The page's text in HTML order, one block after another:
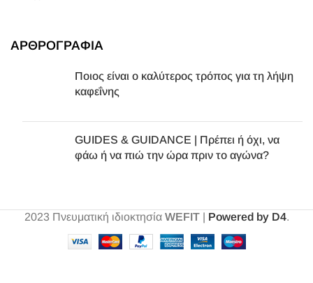
ΑΡΘΡΟΓΡΑΦΙΑ
Ποιος είναι ο καλύτερος τρόπος για τη λήψη
καφεΐνης
GUIDES & GUIDANCE | Πρέπει ή όχι, να
φάω ή να πιώ την ώρα πριν το αγώνα?
2023 Πνευματική ιδιοκτησία WEFIT| Powered by D4.